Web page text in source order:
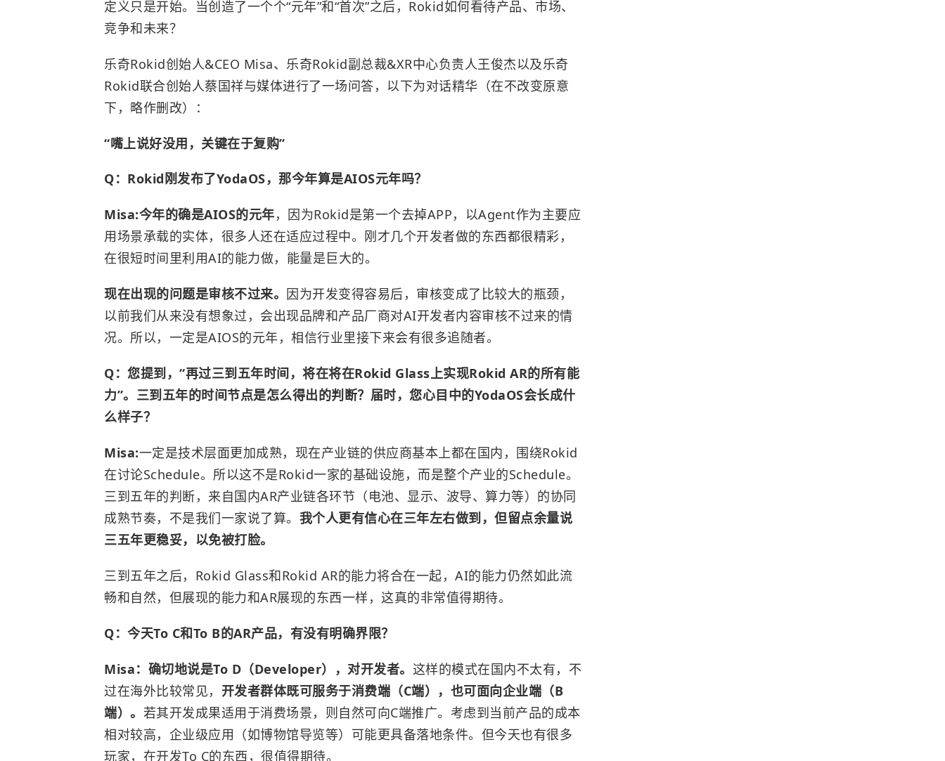
定义只是开始。当创造了一个个“元年”和“首次”之后，Rokid如何看待产品、市场、
竞争和未来？
乐奇Rokid创始人&CEO Misa、乐奇Rokid副总裁&XR中心负责人王俊杰以及乐奇
Rokid联合创始人蔡国祥与媒体进行了一场问答，以下为对话精华（在不改变原意
下，略作删改）：
“嘴上说好没用，关键在于复购”
Q：Rokid刚发布了YodaOS，那今年算是AIOS元年吗？
Misa:今年的确是AIOS的元年，因为Rokid是第一个去掉APP，以Agent作为主要应
用场景承载的实体，很多人还在适应过程中。刚才几个开发者做的东西都很精彩，
在很短时间里利用AI的能力做，能量是巨大的。
现在出现的问题是审核不过来。 因为开发变得容易后，审核变成了比较大的瓶颈，
以前我们从来没有想象过，会出现品牌和产品厂商对AI开发者内容审核不过来的情
况。所以，一定是AIOS的元年，相信行业里接下来会有很多追随者。
Q：您提到，“再过三到五年时间，将在将在Rokid Glass上实现Rokid AR的所有能
力”。三到五年的时间节点是怎么得出的判断？届时，您心目中的YodaOS会长成什
么样子？
Misa:一定是技术层面更加成熟，现在产业链的供应商基本上都在国内，围绕Rokid
在讨论Schedule。所以这不是Rokid一家的基础设施，而是整个产业的Schedule。
三到五年的判断，来自国内AR产业链各环节（电池、显示、波导、算力等）的协同
成熟节奏，不是我们一家说了算。 我个人更有信心在三年左右做到，但留点余量说
三五年更稳妥，以免被打脸。
三到五年之后，Rokid Glass和Rokid AR的能力将合在一起，AI的能力仍然如此流
畅和自然，但展现的能力和AR展现的东西一样，这真的非常值得期待。
Q：今天To C和To B的AR产品，有没有明确界限？
Misa：确切地说是To D（Developer），对开发者。 这样的模式在国内不太有，不
过在海外比较常见， 开发者群体既可服务于消费端（C端），也可面向企业端（B
端）。 若其开发成果适用于消费场景，则自然可向C端推广。考虑到当前产品的成本
相对较高，企业级应用（如博物馆导览等）可能更具备落地条件。但今天也有很多
玩家，在开发To C的东西，很值得期待。